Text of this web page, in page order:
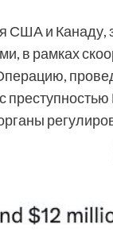
США и Канаду,
в рамках